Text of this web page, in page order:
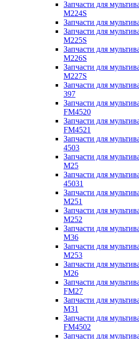
Запчасти для
M224S
Запчасти для
Запчасти для
M225S
Запчасти для
M226S
Запчасти для
M227S
Запчасти для
397
Запчасти для
FM4520
Запчасти для
FM4521
Запчасти для
4503
Запчасти для
M25
Запчасти для
45031
Запчасти для
M251
Запчасти для
M252
Запчасти для
M36
Запчасти для
M253
Запчасти для
M26
Запчасти для
FM27
Запчасти для
M31
Запчасти для
FM4502
Запчасти для